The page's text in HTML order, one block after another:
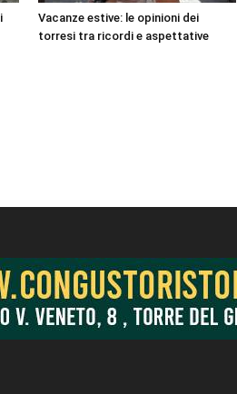
Vacanze estive: le opinioni dei
torresi tra ricordi e aspettative